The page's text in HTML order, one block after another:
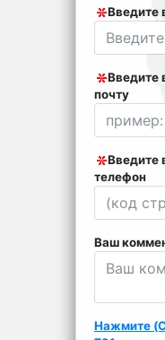
Введите
Введите
почту
Введите
телефон
Ваш
Нажмите